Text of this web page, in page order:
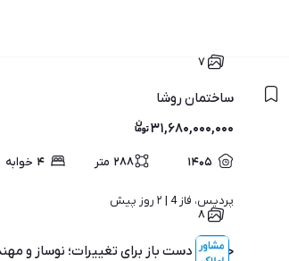
۷
ساختمان روشا
۳۱,۶۸۰,۰۰۰,۰۰۰
۱۴۰۵ ۲۸۸ متر ۴ خوابه
پردیس، فاز 4 | ۲ روز پیش
۸
خانه‌ای دست باز برای تغییرات؛ نوساز و